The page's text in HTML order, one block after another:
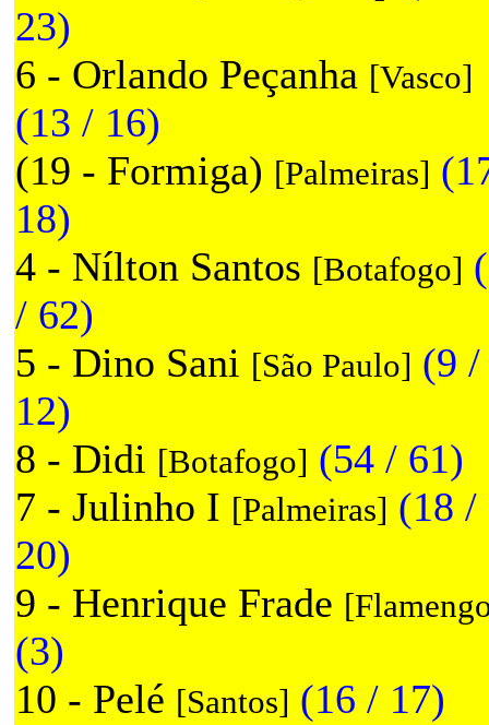
23)
6 - Orlando Peçanha [Vasco]
(13 / 16)
(19 - Formiga) [Palmeiras]
18)
4 - Nílton Santos [Botafogo]
/ 62)
5 - Dino Sani [São Paulo] (9 /
12)
8 - Didi [Botafogo] (54 / 61)
7 - Julinho I [Palmeiras] (18 /
20)
9 - Henrique Frade
(3)
10 - Pelé [Santos] (16 / 17)